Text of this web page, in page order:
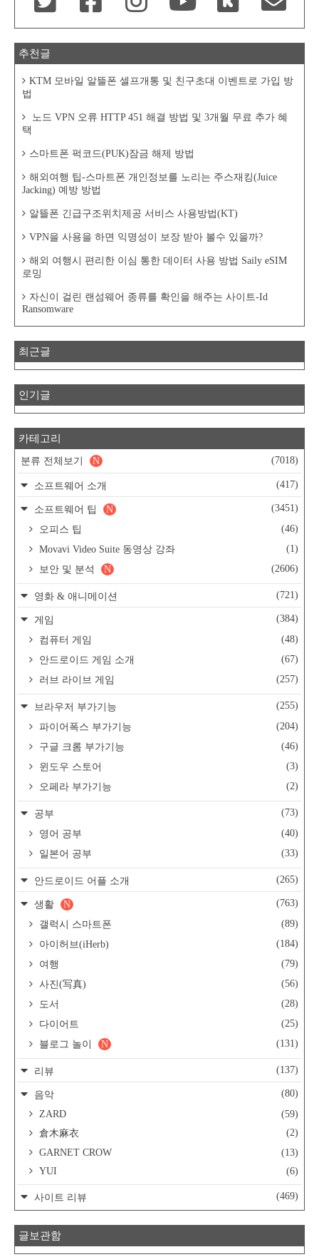
추천글
KTM 모바일 알뜰폰 셀프개통 및 친구초대 이벤트로 가입 방
법
노드 VPN 오류 HTTP 451 해결 방법 및 3개월 무료 추가 혜
택
스마트폰 퍽코드(PUK)잠금 해제 방법
해외여행 팁-스마트폰 개인정보를 노리는 주스재킹(Juice
Jacking) 예방 방법
알뜰폰 긴급구조위치제공 서비스 사용방법(KT)
VPN을 사용을 하면 익명성이 보장 받아 볼수 있을까?
해외 여행시 편리한 이심 통한 데이터 사용 방법 Saily eSIM
로밍
자신이 걸린 랜섬웨어 종류를 확인을 해주는 사이트-Id
Ransomware
최근글
인기글
카테고리
분류 전체보기 (7018)
N
소프트웨어 소개 (417)
소프트웨어 팁 (3451)
N
오피스 팁
(46)
Movavi Video Suite 동영상 강좌
(1)
보안 및 분석
(2606)
N
영화 & 애니메이션 (721)
게임
(384)
컴퓨터 게임
(48)
안드로이드 게임 소개
(67)
러브 라이브 게임
(257)
브라우저 부가기능
(255)
파이어폭스 부가기능
(204)
구글 크롬 부가기능
(46)
윈도우 스토어
(3)
오페라 부가기능
(2)
공부
(73)
영어 공부
(40)
일본어 공부
(33)
안드로이드 어플 소개 (265)
생활 (763)
N
갤럭시 스마트폰
(89)
아이허브(iHerb)
(184)
여행
(79)
사진(写真)
(56)
도서
(28)
다이어트
(25)
블로그 놀이
(131)
N
리뷰 (137)
음악
(80)
ZARD
(59)
倉木麻衣
(2)
GARNET CROW
(13)
YUI
(6)
사이트 리뷰 (469)
글보관함